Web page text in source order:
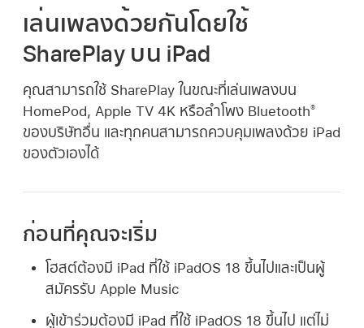
เล่นเพลงด้วยกันโดยใช้
SharePlay บน iPad
คุณสามารถใช้ SharePlay ในขณะที่เล่นเพลงบน
HomePod, Apple TV 4K หรือลำโพง Bluetooth®
ของบริษัทอื่น และทุกคนสามารถควบคุมเพลงด้วย iPad
ของตัวเองได้
ก่อนที่คุณจะเริ่ม
โฮสต์ต้องมี iPad ที่ใช้ iPadOS 18 ขึ้นไปและเป็นผู้
สมัครรับ Apple Music
ผู้เข้าร่วมต้องมี iPad ที่ใช้ iPadOS 18 ขึ้นไป แต่ไม่